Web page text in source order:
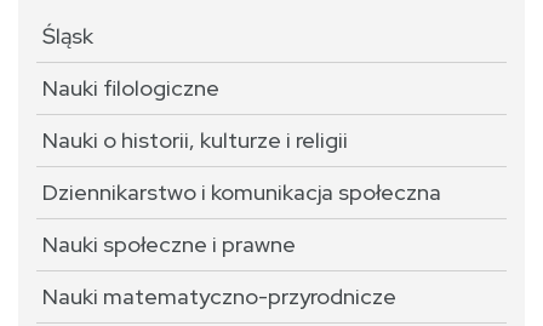
Śląsk
Nauki filologiczne
Nauki o historii, kulturze i religii
Dziennikarstwo i komunikacja społeczna
Nauki społeczne i prawne
Nauki matematyczno-przyrodnicze